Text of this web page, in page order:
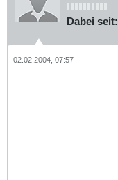
Dabei seit:
02.02.2004, 07:57